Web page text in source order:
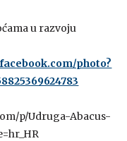
u razvoju
photo?
p/Udruga-Abacus-